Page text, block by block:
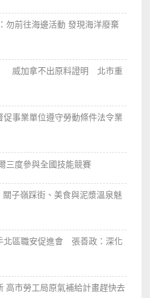
勿前往海邊活動 發現海洋廢棄
威加拿不出原料證明 北市重
事業單位遵守勞動條件法令業
三度參與全國技能競賽
子嶺踩街、美食與泥漿溫泉魅
北區職安促進會 張善政：深化
高市勞工局原氣補給計畫趕快去